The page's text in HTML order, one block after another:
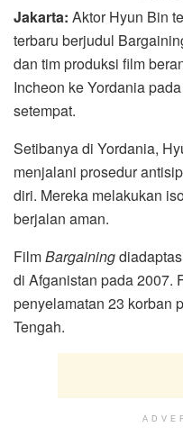
Jakarta: Aktor Hyun Bin
terbaru berjudul
dan tim produksi film
Incheon ke Yordania
setempat.
Setibanya di Yordania,
menjalani prosedur
diri. Mereka melakukan
berjalan aman.
FilmBargaining
di Afganistan pada 2007.
penyelamatan 23 korban
Tengah.